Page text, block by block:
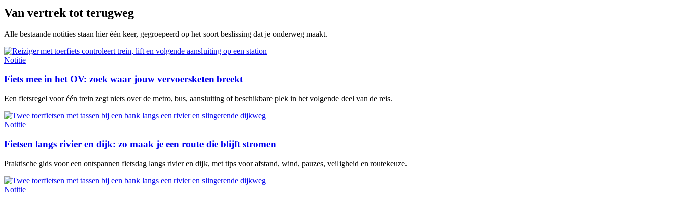
Van vertrek tot terugweg
Alle bestaande notities staan hier één keer, gegroepeerd op het soort beslissing dat je onderweg maakt.
Notitie
Fiets mee in het OV: zoek waar jouw vervoersketen breekt
Een fietsregel voor één trein zegt niets over de metro, bus, aansluiting of beschikbare plek in het volgende deel van de reis.
Notitie
Fietsen langs rivier en dijk: zo maak je een route die blijft stromen
Praktische gids voor een ontspannen fietsdag langs rivier en dijk, met tips voor afstand, wind, pauzes, veiligheid en routekeuze.
Notitie